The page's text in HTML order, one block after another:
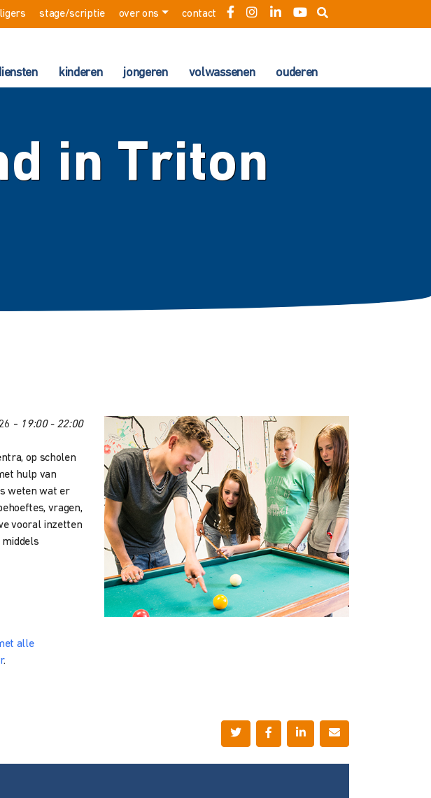
stage/scriptie over ons contact
kinderen jongeren volwassenen ouderen
in Triton
- 19:00 - 22:00
op scholen
hulp van
weten wat er
vragen,
vooral inzetten
alle
.